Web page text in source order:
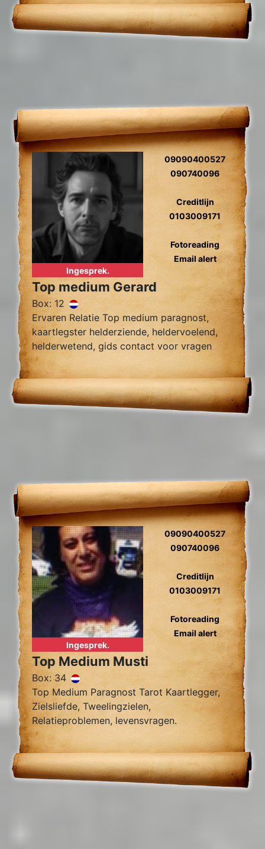
Ingesprek.
09090400527
090740096
Creditlijn
0103009171
Fotoreading
Email alert
Top medium Gerard
Box: 12
Ervaren Relatie Top medium paragnost,
kaartlegster helderziende, heldervoelend,
helderwetend, gids contact voor vragen
over relatie problemen, tweelingzielen,
Ingesprek.
09090400527
090740096
Creditlijn
0103009171
Fotoreading
Email alert
Top Medium Musti
Box: 34
Top Medium Paragnost Tarot Kaartlegger,
Zielsliefde, Tweelingzielen,
Relatieproblemen, levensvragen.